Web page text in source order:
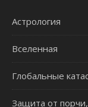
Астрология
Вселенная
Глобальные
Защита от